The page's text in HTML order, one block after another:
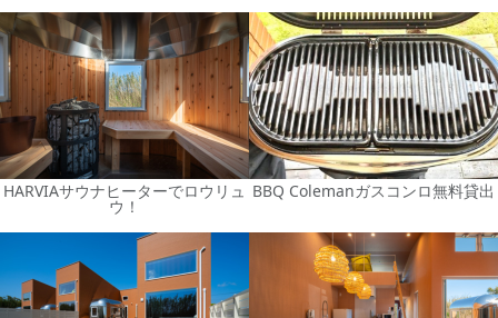
HARVIAサウナヒーターでロウリュ
ウ！
BBQ Colemanガスコンロ無料貸出